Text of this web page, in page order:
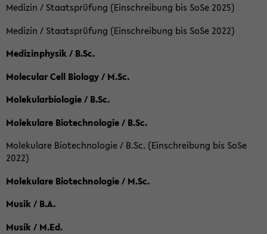
Medizin / Staatsprüfung (Einschreibung bis SoSe 2025)
Medizin / Staatsprüfung (Einschreibung bis SoSe 2022)
Medizinphysik / B.Sc.
Molecular Cell Biology / M.Sc.
Molekularbiologie / B.Sc.
Molekulare Biotechnologie / B.Sc.
Molekulare Biotechnologie / B.Sc. (Einschreibung bis SoSe
2022)
Molekulare Biotechnologie / M.Sc.
Musik / B.A.
Musik / M.Ed.